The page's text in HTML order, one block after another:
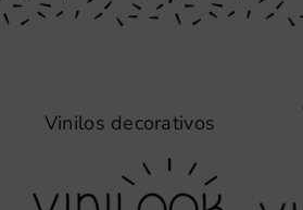
Vinilos decorativos